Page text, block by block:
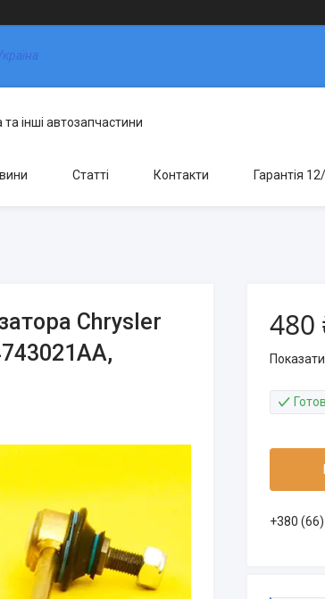
та інші автозапчастини
Статті Контакти Гарантія
Chrysler
480
+380